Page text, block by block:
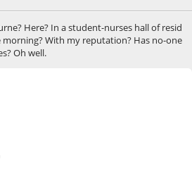
Here? In a student-nurses hall of resid
With my reputation? Has no-one
Oh well.